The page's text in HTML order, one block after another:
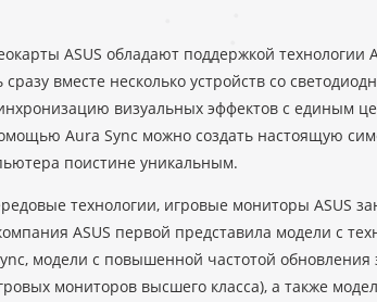
ASUS обладают поддержкой технологии
вместе несколько устройств со
визуальных эффектов с единым
Aura Sync можно создать настоящую
поистине уникальным.
технологии, игровые мониторы ASUS
ASUS первой представила модели с
модели с повышенной частотой обновления
мониторов высшего класса), а также